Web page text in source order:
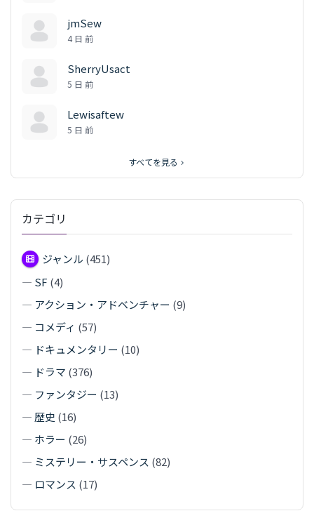
jmSew
4 日 前
SherryUsact
5 日 前
Lewisaftew
5 日 前
すべてを見る
カテゴリ
ジャンル (451)
— SF (4)
— アクション・アドベンチャー (9)
— コメディ (57)
— ドキュメンタリー (10)
— ドラマ (376)
— ファンタジー (13)
— 歴史 (16)
— ホラー (26)
— ミステリー・サスペンス (82)
— ロマンス (17)